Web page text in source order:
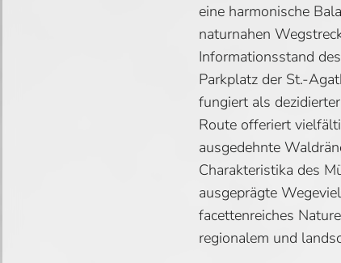
eine harmonische
naturnahen
Informationsstand
Parkplatz der St.-
fungiert als
Route offeriert
ausgedehnte
Charakteristika des
ausgeprägte
facettenreiches
regionalem und